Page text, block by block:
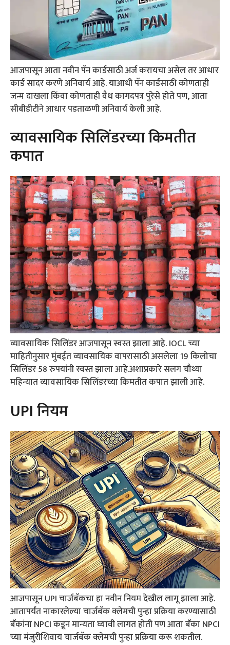
आजपासून आता नवीन पॅन कार्डसाठी अर्ज करायचा असेल तर आधार
कार्ड सादर करणे अनिवार्य आहे. याआधी पॅन कार्डसाठी कोणताही
जन्म दाखला किंवा कोणताही वैध कागदपत्र पुरेसे होते पण, आता
सीबीडीटीने आधार पडताळणी अनिवार्य केली आहे.
व्यावसायिक सिलिंडरच्या किमतीत
कपात
​व्यावसायिक सिलिंडर आजपासून स्वस्त झाला आहे. IOCL च्या
माहितीनुसार मुंबईत व्यावसायिक वापरासाठी असलेला 19 किलोचा
सिलिंडर 58 ​रुपयांनी स्वस्त झाला आहे.अशाप्रकारे सलग चौथ्या
महिन्यात व्यावसायिक सिलिंडरच्या किमतीत कपात झाली आहे.
UPI नियम
आजपासून UPI चार्जबॅकचा हा नवीन नियम देखील लागू झाला आहे.
आतापर्यंत नाकारलेल्या चार्जबॅक क्लेमची पुन्हा प्रक्रिया करण्यासाठी
बँकांना NPCI कडून मान्यता घ्यावी लागत होती पण आता बँका NPCI
च्या मंजुरीशिवाय चार्जबॅक क्लेमची पुन्हा प्रक्रिया करू शकतील.